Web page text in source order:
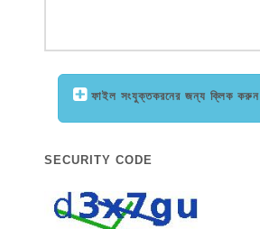
ফাইল সংযুক্তকরনের জন্য ক্লিক করুন
SECURITY CODE